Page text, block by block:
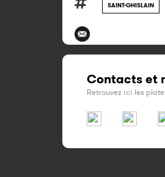
SAINT-GHISLAIN
Contacts et
Retrouvez ici les